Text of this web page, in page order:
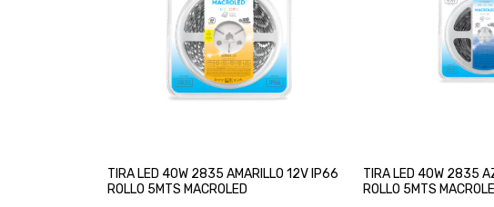
TIRA LED 40W 2835 AMARILLO 12V IP66
ROLLO 5MTS MACROLED
TIRA LED 40W 2835
ROLLO 5MTS